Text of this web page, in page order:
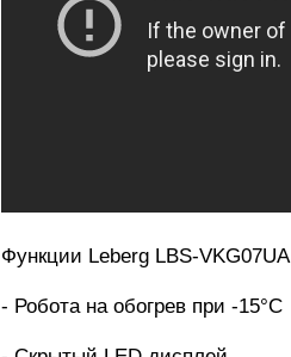
Функции Leberg LBS-
- Робота на обогрев при -15°С